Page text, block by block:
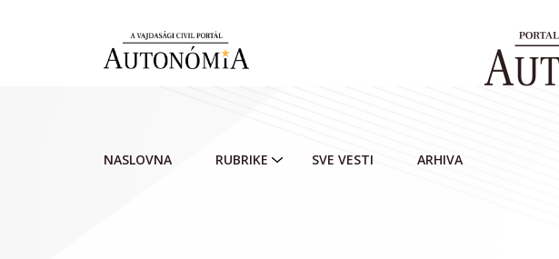
NASLOVNA RUBRIKE SVE VESTI ARHIVA